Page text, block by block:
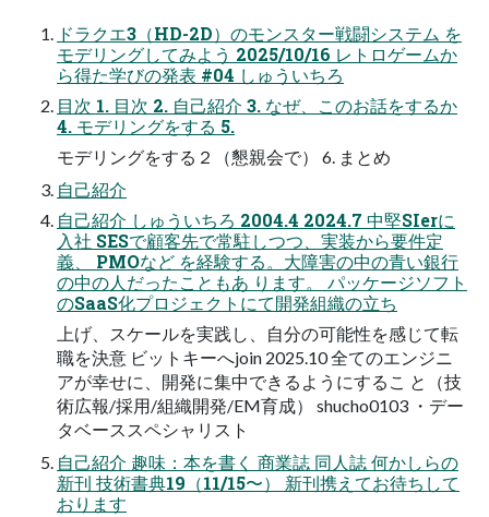
ドラクエ3（HD-2D）のモンスター戦闘システム を
モデリングしてみよう 2025/10/16 レトロゲームか
ら得た学びの発表 #04 しゅういちろ
目次 1. 目次 2. 自己紹介 3. なぜ、このお話をするか
4. モデリングをする 5.
モデリングをする２（懇親会で） 6. まとめ
自己紹介
自己紹介 しゅういちろ 2004.4 2024.7 中堅SIerに
入社 SESで顧客先で常駐しつつ、実装から要件定
義、 PMOなど を経験する。大障害の中の青い銀行
の中の人だったこともあ ります。 パッケージソフト
のSaaS化プロジェクトにて開発組織の立ち
上げ、スケールを実践し、自分の可能性を感じて転
職を決意 ビットキーへjoin 2025.10 全てのエンジニ
アが幸せに、開発に集中できるようにするこ と（技
術広報/採用/組織開発/EM育成） shucho0103 ・デー
タベーススペシャリスト
自己紹介 趣味：本を書く 商業誌 同人誌 何かしらの
新刊 技術書典19（11/15〜） 新刊携えてお待ちして
おります